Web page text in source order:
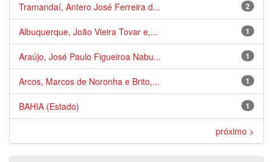
2
Tramandaí, Antero José Ferreira d...
1
Albuquerque, João Vieira Tovar e,...
1
Araújo, José Paulo Figueiroa Nabu...
1
Arcos, Marcos de Noronha e Brito,...
1
BAHIA (Estado)
próximo >